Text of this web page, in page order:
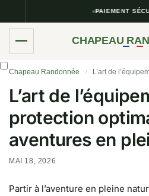
PAIEMENT
CHAPEAU
Chapeau Randonnée / L’art de l’équipement :
L’art de
protection
aventures en
MAI 18, 2026
Partir à l’aventure en pleine